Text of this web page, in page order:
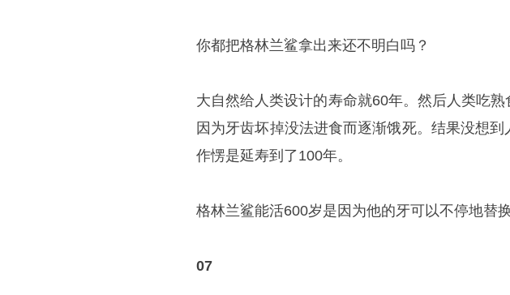
你都把格林兰鲨拿出来还不明白吗？
大自然给人类设计的寿命就60年。然后人类吃
因为牙齿坏掉没法进食而逐渐饿死。结果没想
作愣是延寿到了100年。
格林兰鲨能活600岁是因为他的牙可以不停地替换
07